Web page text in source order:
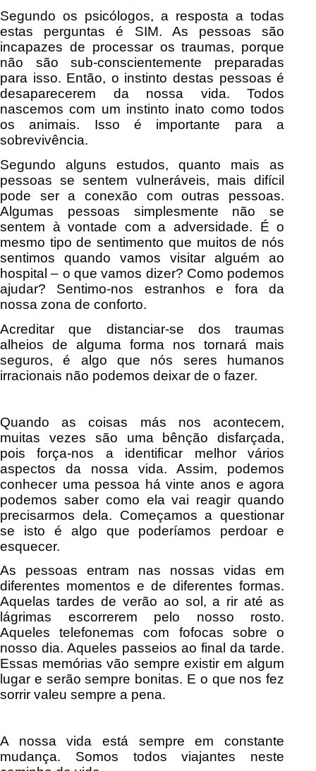
Segundo os psicólogos, a resposta a todas
estas perguntas é SIM. As pessoas são
incapazes de processar os traumas, porque
não são sub-conscientemente preparadas
para isso. Então, o instinto destas pessoas é
desaparecerem da nossa vida. Todos
nascemos com um instinto inato como todos
os animais. Isso é importante para a
sobrevivência.
Segundo alguns estudos, quanto mais as
pessoas se sentem vulneráveis, mais difícil
pode ser a conexão com outras pessoas.
Algumas pessoas simplesmente não se
sentem à vontade com a adversidade. É o
mesmo tipo de sentimento que muitos de nós
sentimos quando vamos visitar alguém ao
hospital – o que vamos dizer? Como podemos
ajudar? Sentimo-nos estranhos e fora da
nossa zona de conforto.
Acreditar que distanciar-se dos traumas
alheios de alguma forma nos tornará mais
seguros, é algo que nós seres humanos
irracionais não podemos deixar de o fazer.
Quando as coisas más nos acontecem,
muitas vezes são uma bênção disfarçada,
pois força-nos a identificar melhor vários
aspectos da nossa vida. Assim, podemos
conhecer uma pessoa há vinte anos e agora
podemos saber como ela vai reagir quando
precisarmos dela. Começamos a questionar
se isto é algo que poderíamos perdoar e
esquecer.
As pessoas entram nas nossas vidas em
diferentes momentos e de diferentes formas.
Aquelas tardes de verão ao sol, a rir até as
lágrimas escorrerem pelo nosso rosto.
Aqueles telefonemas com fofocas sobre o
nosso dia. Aqueles passeios ao final da tarde.
Essas memórias vão sempre existir em algum
lugar e serão sempre bonitas. E o que nos fez
sorrir valeu sempre a pena.
A nossa vida está sempre em constante
mudança. Somos todos viajantes neste